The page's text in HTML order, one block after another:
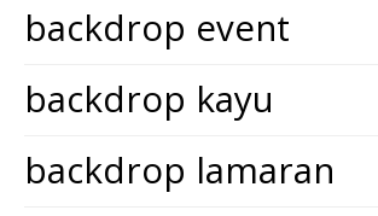
backdrop event
backdrop kayu
backdrop lamaran